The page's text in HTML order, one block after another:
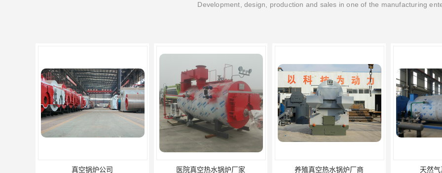
Development, design, production and sales in one of the manufacturing
医院真空热水锅炉厂家 养殖真空热水锅炉厂商 天然气真空炉厂家 湿背